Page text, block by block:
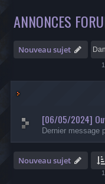
ANNONCES
Nouveau sujet
[06/05/2024]
Dernier message
Nouveau sujet